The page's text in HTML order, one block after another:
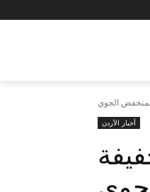
الجوي
أخبار الأردن